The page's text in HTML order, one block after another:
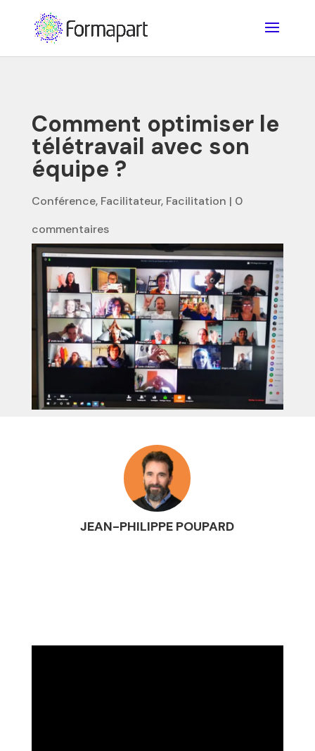
Comment optimiser le
télétravail avec son
équipe ?
Conférence, Facilitateur, Facilitation | 0
commentaires
JEAN-PHILIPPE POUPARD